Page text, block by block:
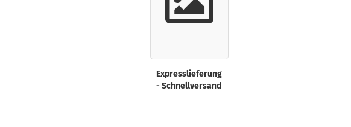
Expresslieferung
- Schnellversand